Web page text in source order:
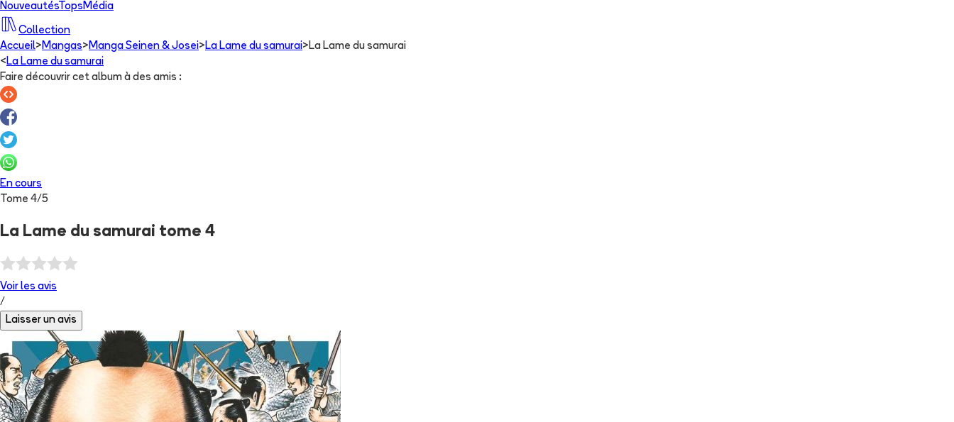
NouveautésTops Média
Collection
Accueil> Mangas> Manga Seinen & Josei> La Lame du samurai> La Lame du samurai
< La Lame du samurai
Faire découvrir cet album à des amis :
En cours
Tome 4/5
La Lame du samurai tome 4
Voir les avis
/
Laisser un avis